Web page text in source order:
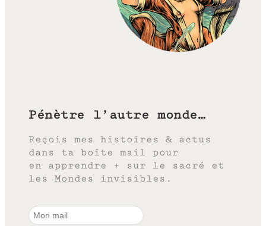
Pénètre l’autre monde…
Reçois mes histoires & actus
dans ta boîte mail pour
en apprendre + sur le sacré et
les Mondes invisibles.